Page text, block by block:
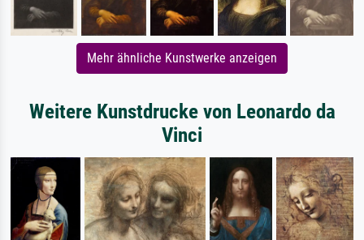
Mehr ähnliche Kunstwerke anzeigen
Weitere Kunstdrucke von Leonardo da
Vinci